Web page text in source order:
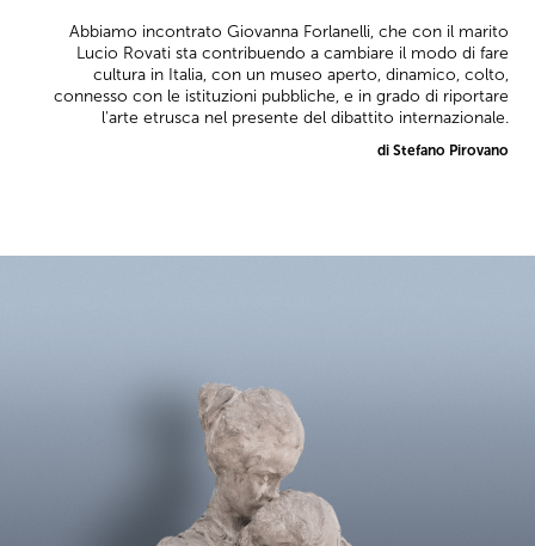
Abbiamo incontrato Giovanna Forlanelli, che con il marito
Lucio Rovati sta contribuendo a cambiare il modo di fare
cultura in Italia, con un museo aperto, dinamico, colto,
connesso con le istituzioni pubbliche, e in grado di riportare
l'arte etrusca nel presente del dibattito internazionale.
di Stefano Pirovano